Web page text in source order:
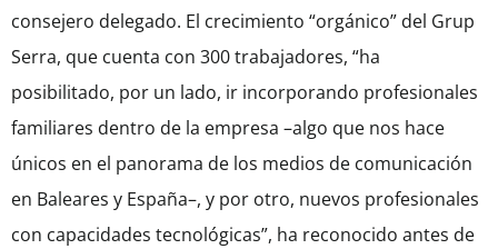
consejero delegado. El crecimiento “orgánico” del Grup
Serra, que cuenta con 300 trabajadores, “ha
posibilitado, por un lado, ir incorporando profesionales
familiares dentro de la empresa –algo que nos hace
únicos en el panorama de los medios de comunicación
en Baleares y España–, y por otro, nuevos profesionales
con capacidades tecnológicas”, ha reconocido antes de